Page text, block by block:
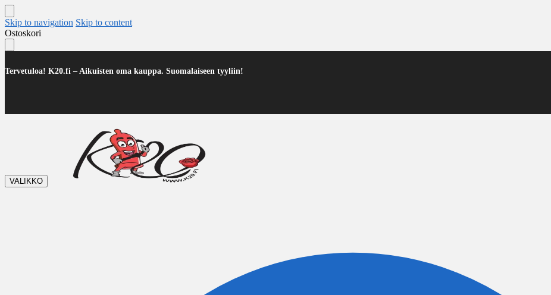
Skip to navigation Skip to content
Ostoskori
Tervetuloa! K20.fi – Aikuisten oma kauppa. Suomalaiseen tyyliin!
VALIKKO